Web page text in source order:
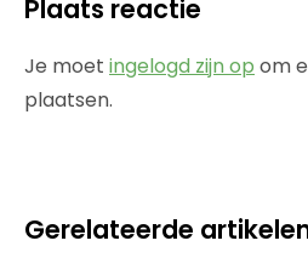
Plaats reactie
Je moet ingelogd zijn op om
plaatsen.
Gerelateerde